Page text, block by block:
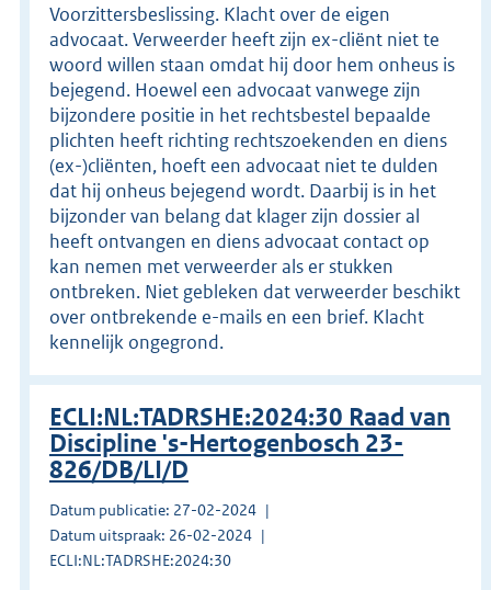
Voorzittersbeslissing. Klacht over de eigen
advocaat. Verweerder heeft zijn ex-cliënt niet te
woord willen staan omdat hij door hem onheus is
bejegend. Hoewel een advocaat vanwege zijn
bijzondere positie in het rechtsbestel bepaalde
plichten heeft richting rechtszoekenden en diens
(ex-)cliënten, hoeft een advocaat niet te dulden
dat hij onheus bejegend wordt. Daarbij is in het
bijzonder van belang dat klager zijn dossier al
heeft ontvangen en diens advocaat contact op
kan nemen met verweerder als er stukken
ontbreken. Niet gebleken dat verweerder beschikt
over ontbrekende e-mails en een brief. Klacht
kennelijk ongegrond.
ECLI:NL:TADRSHE:2024:30 Raad van
Discipline 's-Hertogenbosch 23-
826/DB/LI/D
Datum publicatie: 27-02-2024
Datum uitspraak: 26-02-2024
ECLI:NL:TADRSHE:2024:30